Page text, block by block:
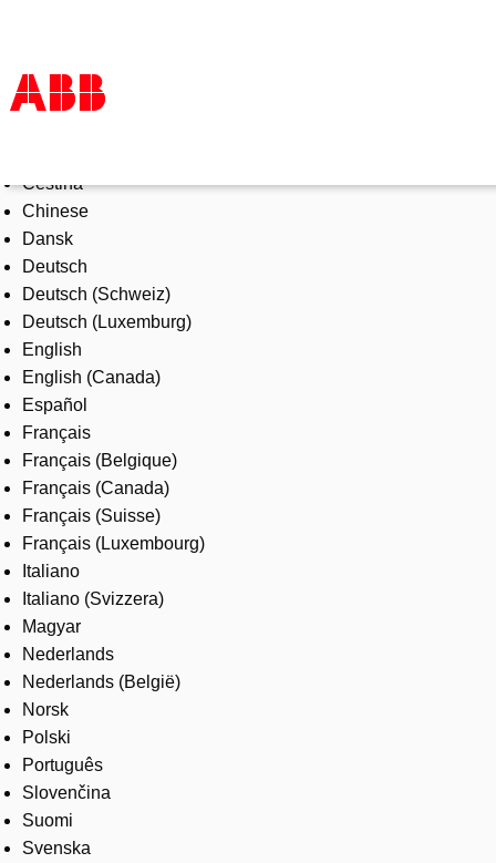
Products & Solutions
Industries
Services
About us
Where to buy
Contact us
Careers
Čeština
Chinese
Dansk
Deutsch
Deutsch (Schweiz)
Deutsch (Luxemburg)
English
English (Canada)
Español
Français
Français (Belgique)
Français (Canada)
Français (Suisse)
Français (Luxembourg)
Italiano
Italiano (Svizzera)
Magyar
Nederlands
Nederlands (België)
Norsk
Polski
Português
Slovenčina
Suomi
Svenska